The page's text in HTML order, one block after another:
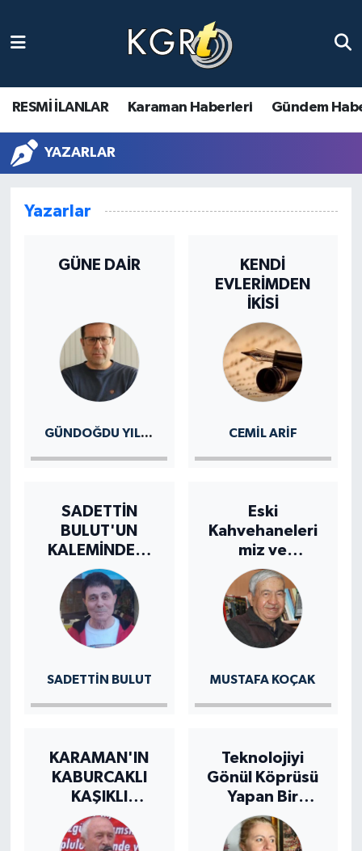
RESMİ İLANLAR Karaman Haberleri Gündem
YAZARLAR
Yazarlar
GÜNE DAİR
GÜNDOĞDU YILDIRIM
KENDİ
EVLERİMDEN
İKİSİ
CEMIL ARİF
SADETTİN
BULUT'UN
KALEMİNDEN:
BİZ
SADETTIN BULUT
Eski
Kahvehaneleri
miz ve
Müdavimleri -2
MUSTAFA KOÇAK
KARAMAN'IN
KABURCAKLI
KAŞIKLI
HAVALARI
Teknolojiyi
Gönül Köprüsü
Yapan Bir
Karamanlının
Ardından
Gündem Haberleri
Ulusal Haberler